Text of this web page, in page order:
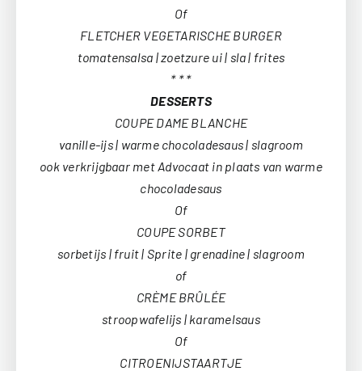
Of
FLETCHER VEGETARISCHE BURGER
tomatensalsa | zoetzure ui | sla | frites
* * *
DESSERTS
COUPE DAME BLANCHE
vanille-ijs | warme chocoladesaus | slagroom
ook verkrijgbaar met Advocaat in plaats van warme
chocoladesaus
Of
COUPE SORBET
sorbetijs | fruit | Sprite | grenadine | slagroom
of
CRÈME BRÛLÉE
stroopwafelijs | karamelsaus
Of
CITROENIJSTAARTJE